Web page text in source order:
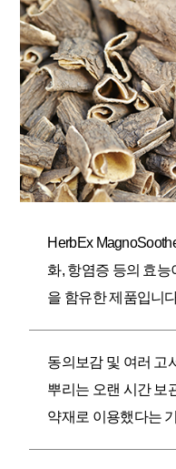
HerbEx
화, 항염증 등의 효
을 함유한 제품입니
동의보감 및 여러 고
뿌리는 오랜 시간 보
약재로 이용했다는